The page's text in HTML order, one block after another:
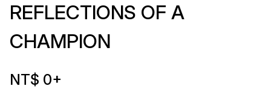
REFLECTIONS OF A
CHAMPION
NT$ 0+